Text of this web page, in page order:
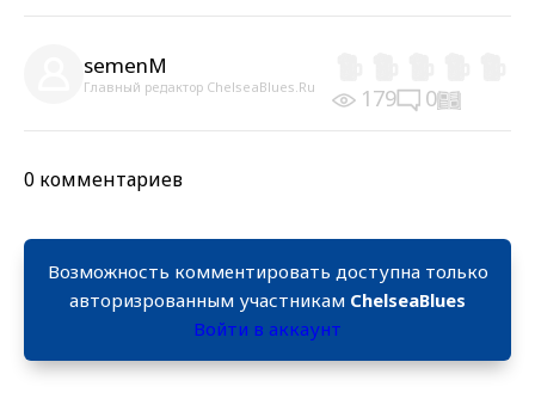
semenM
Главный редактор ChelseaBlues.Ru 179 0
0 комментариев
Возможность комментировать доступна только
авторизрованным участникам ChelseaBlues
Войти в аккаунт